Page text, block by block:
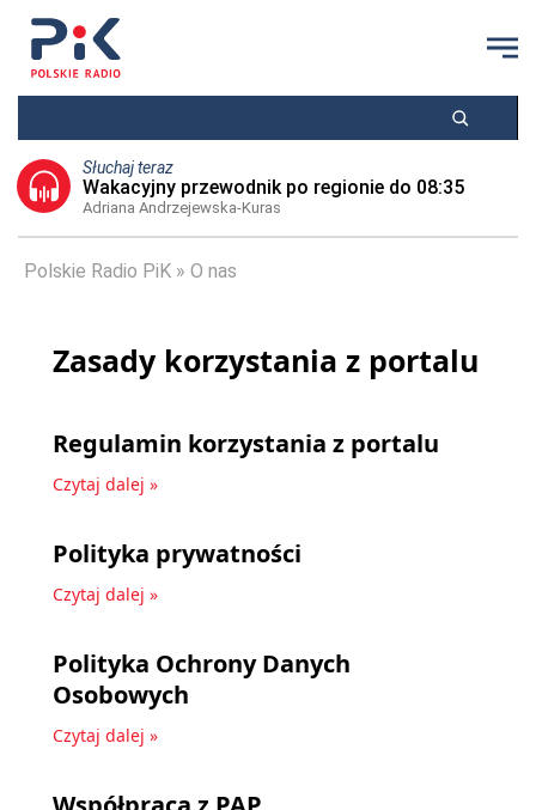
Słuchaj teraz
Wakacyjny przewodnik po regionie do 08:35
Adriana Andrzejewska-Kuras
Polskie Radio PiK O nas
Zasady korzystania z portalu
Regulamin korzystania z portalu
Czytaj dalej »
Polityka prywatności
Czytaj dalej »
Polityka Ochrony Danych
Osobowych
Czytaj dalej »